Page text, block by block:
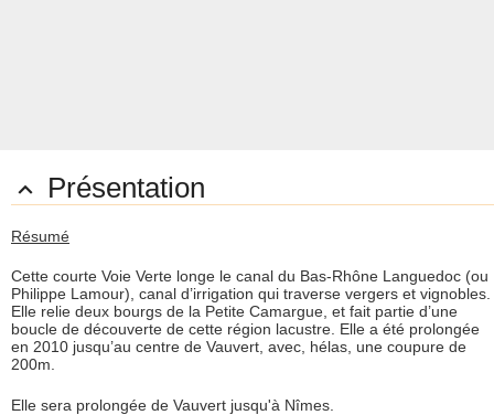
 Présentation
Résumé
Cette courte Voie Verte longe le canal du Bas-Rhône Languedoc (ou
Philippe Lamour), canal d’irrigation qui traverse vergers et vignobles.
Elle relie deux bourgs de la Petite Camargue, et fait partie d’une
boucle de découverte de cette région lacustre. Elle a été prolongée
en 2010 jusqu’au centre de Vauvert, avec, hélas, une coupure de
200m.
Elle sera prolongée de Vauvert jusqu'à Nîmes.